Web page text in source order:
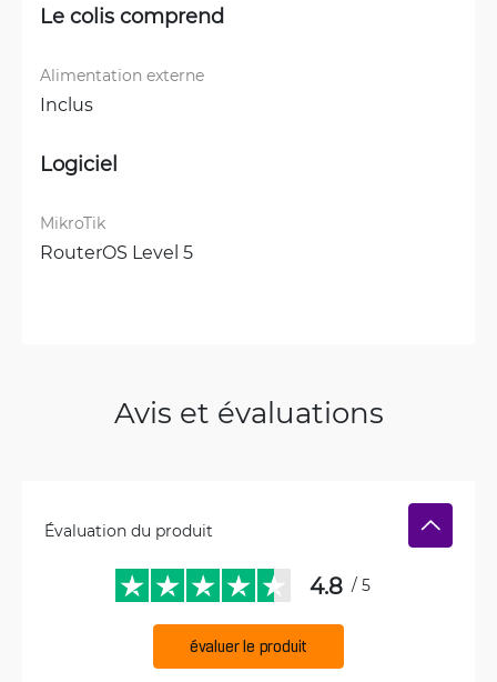
Le colis comprend
Alimentation externe
Inclus
Logiciel
MikroTik
RouterOS Level 5
Avis et évaluations
Évaluation du produit
4.8 / 5
évaluer le produit